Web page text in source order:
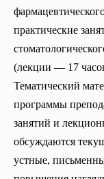
практические
(лекции — 17
Тематический
программы
занятий и
обсуждаются
устные,